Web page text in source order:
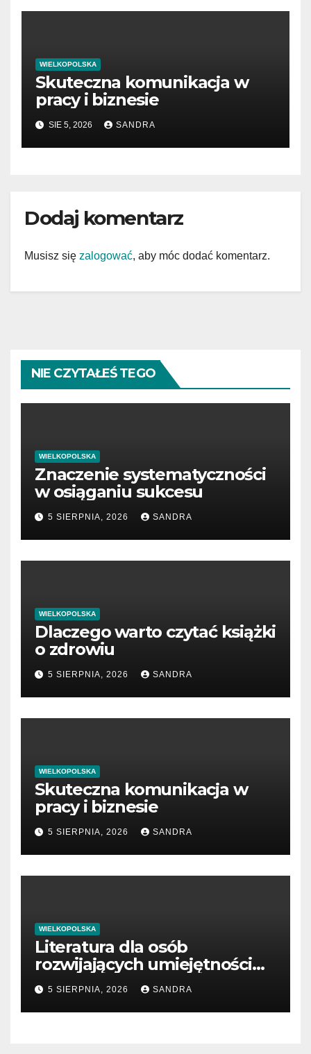
WIELKOPOLSKA
Skuteczna komunikacja w
pracy i biznesie
SIE 5, 2026 SANDRA
Dodaj komentarz
Musisz się zalogować, aby móc dodać komentarz.
NIE CZYTAŁEŚ TEGO
WIELKOPOLSKA
Znaczenie systematyczności
w osiąganiu sukcesu
5 SIERPNIA, 2026 SANDRA
WIELKOPOLSKA
Dlaczego warto czytać książki
o zdrowiu
5 SIERPNIA, 2026 SANDRA
WIELKOPOLSKA
Skuteczna komunikacja w
pracy i biznesie
5 SIERPNIA, 2026 SANDRA
WIELKOPOLSKA
Literatura dla osób
rozwijających umiejętności
interpersonalne
5 SIERPNIA, 2026 SANDRA